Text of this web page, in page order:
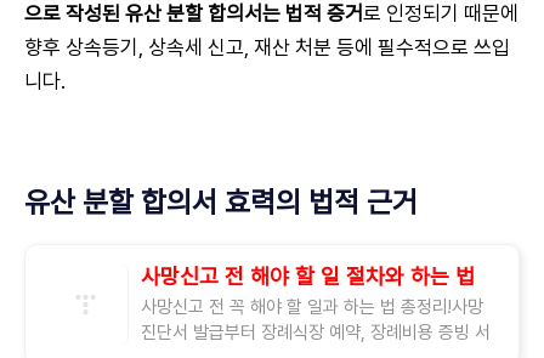
으로 작성된 유산 분할 합의서는 법적 증거로 인정되기 때문에
향후 상속등기, 상속세 신고, 재산 처분 등에 필수적으로 쓰입
니다.
유산 분할 합의서 효력의 법적 근거
사망신고 전 해야 할 일 절차와 하는 법
사망신고 전 꼭 해야 할 일과 하는 법 총정리!사망
진단서 발급부터 장례식장 예약, 장례비용 증빙 서